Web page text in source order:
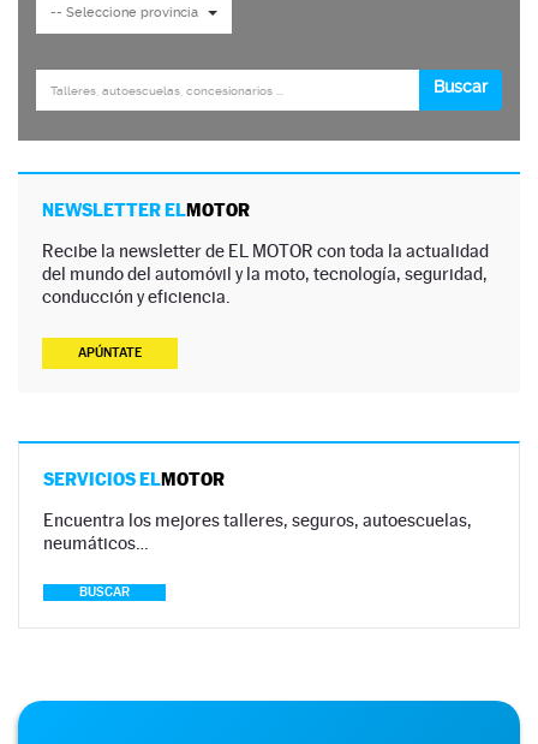
NEWSLETTER ELMOTOR
Recibe la newsletter de EL MOTOR con toda la actualidad
del mundo del automóvil y la moto, tecnología, seguridad,
conducción y eficiencia.
APÚNTATE
SERVICIOS ELMOTOR
Encuentra los mejores talleres, seguros, autoescuelas,
neumáticos…
BUSCAR